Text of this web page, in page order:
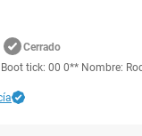
Cerrado
tick: 00 0** Nombre: